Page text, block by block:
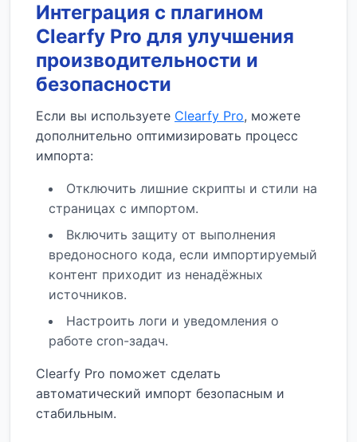
Интеграция с плагином
Clearfy Pro для улучшения
производительности и
безопасности
Если вы используете Clearfy Pro, можете
дополнительно оптимизировать процесс
импорта:
Отключить лишние скрипты и стили на
страницах с импортом.
Включить защиту от выполнения
вредоносного кода, если импортируемый
контент приходит из ненадёжных
источников.
Настроить логи и уведомления о
работе cron-задач.
Clearfy Pro поможет сделать
автоматический импорт безопасным и
стабильным.